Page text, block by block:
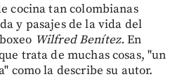
cocina tan colombianas
y pasajes de la vida del
Wilfred Benítez. En
trata de muchas cosas, "un
como la describe su autor.